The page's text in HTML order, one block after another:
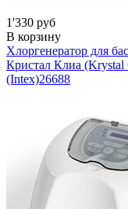
1'330 руб
В корзину
Хлоргенератор для
Кристал Клиа (Krystal
(Intex)26688